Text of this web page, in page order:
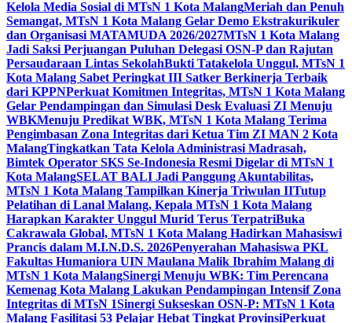
Kelola Media Sosial di MTsN 1 Kota MalangMeriah dan Penuh
Semangat, MTsN 1 Kota Malang Gelar Demo Ekstrakurikuler
dan Organisasi MATAMUDA 2026/2027MTsN 1 Kota Malang
Jadi Saksi Perjuangan Puluhan Delegasi OSN-P dan Rajutan
Persaudaraan Lintas SekolahBukti Tatakelola Unggul, MTsN 1
Kota Malang Sabet Peringkat III Satker Berkinerja Terbaik
dari KPPNPerkuat Komitmen Integritas, MTsN 1 Kota Malang
Gelar Pendampingan dan Simulasi Desk Evaluasi ZI Menuju
WBKMenuju Predikat WBK, MTsN 1 Kota Malang Terima
Pengimbasan Zona Integritas dari Ketua Tim ZI MAN 2 Kota
MalangTingkatkan Tata Kelola Administrasi Madrasah,
Bimtek Operator SKS Se-Indonesia Resmi Digelar di MTsN 1
Kota MalangSELAT BALI Jadi Panggung Akuntabilitas,
MTsN 1 Kota Malang Tampilkan Kinerja Triwulan IITutup
Pelatihan di Lanal Malang, Kepala MTsN 1 Kota Malang
Harapkan Karakter Unggul Murid Terus TerpatriBuka
Cakrawala Global, MTsN 1 Kota Malang Hadirkan Mahasiswi
Prancis dalam M.I.N.D.S. 2026Penyerahan Mahasiswa PKL
Fakultas Humaniora UIN Maulana Malik Ibrahim Malang di
MTsN 1 Kota MalangSinergi Menuju WBK: Tim Perencana
Kemenag Kota Malang Lakukan Pendampingan Intensif Zona
Integritas di MTsN 1Sinergi Sukseskan OSN-P: MTsN 1 Kota
Malang Fasilitasi 53 Pelajar Hebat Tingkat ProvinsiPerkuat